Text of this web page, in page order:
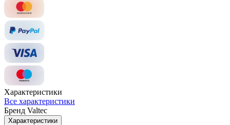
Характеристики
Все характеристики
Бренд Valtec
Характеристики